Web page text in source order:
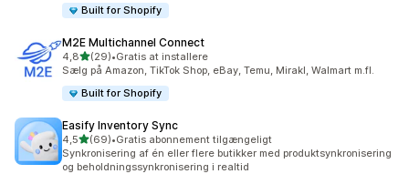
Built for Shopify
M2E Multichannel Connect
4,8ud af 5 stjerner
(29)
29 anmeldelser i alt
•Gratis at installere
Sælg på Amazon, TikTok Shop, eBay, Temu, Mirakl, Walmart m.fl.
Built for Shopify
Easify Inventory Sync
4,5ud af 5 stjerner
(69)
69 anmeldelser i alt
•Gratis abonnement tilgængeligt
Synkronisering af én eller flere butikker med produktsynkronisering
og beholdningssynkronisering i realtid